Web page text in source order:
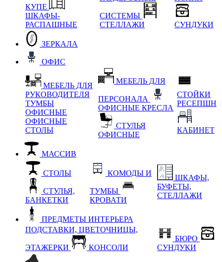
КУПЕ
ШКАФЫ-
РАСПАШНЫЕ
СИСТЕМЫ
СТЕЛЛАЖИ
СУНДУКИ
ЗЕРКАЛА
ОФИС
МЕБЕЛЬ ДЛЯ
РУКОВОДИТЕЛЯ
ТУМБЫ
ОФИСНЫЕ
ОФИСНЫЕ
СТОЛЫ
МЕБЕЛЬ ДЛЯ
ПЕРСОНАЛА
ОФИСНЫЕ КРЕСЛА
СТУЛЬЯ
ОФИСНЫЕ
СТОЙКИ
РЕСЕПШН
КАБИНЕТ
МАССИВ
СТОЛЫ
СТУЛЬЯ,
БАНКЕТКИ
КОМОДЫ И
ТУМБЫ
КРОВАТИ
ШКАФЫ,
БУФЕТЫ,
СТЕЛЛАЖИ
ПРЕДМЕТЫ ИНТЕРЬЕРА
ПОДСТАВКИ, ЦВЕТОЧНИЦЫ,
ЭТАЖЕРКИ КОНСОЛИ
БЮРО
СУНДУКИ